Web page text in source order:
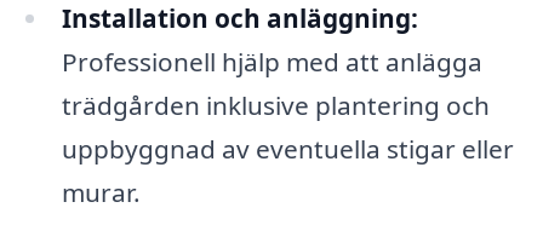
Installation och anläggning:
Professionell hjälp med att anlägga
trädgården inklusive plantering och
uppbyggnad av eventuella stigar eller
murar.